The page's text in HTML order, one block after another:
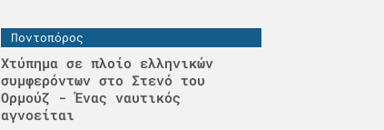
Ποντοπόρος
Χτύπημα σε πλοίο ελληνικών
συμφερόντων στο Στενό του
Ορμούζ - Ένας ναυτικός
αγνοείται